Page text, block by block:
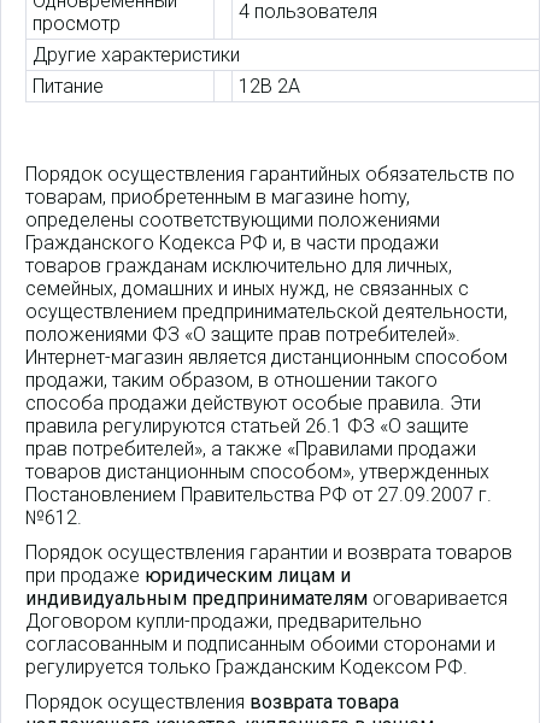
просмотр
4 пользователя
Другие характеристики
Питание
12В 2А
Порядок осуществления гарантийных обязательств по
товарам, приобретенным в магазине homy,
определены соответствующими положениями
Гражданского Кодекса РФ и, в части продажи
товаров гражданам исключительно для личных,
семейных, домашних и иных нужд, не связанных с
осуществлением предпринимательской деятельности,
положениями ФЗ «О защите прав потребителей».
Интернет-магазин является дистанционным способом
продажи, таким образом, в отношении такого
способа продажи действуют особые правила. Эти
правила регулируются статьей 26.1 ФЗ «О защите
прав потребителей», а также «Правилами продажи
товаров дистанционным способом», утвержденных
Постановлением Правительства РФ от 27.09.2007 г.
№612.
Порядок осуществления гарантии и возврата товаров
при продаже юридическим лицам и
индивидуальным предпринимателям оговаривается
Договором купли-продажи, предварительно
согласованным и подписанным обоими сторонами и
регулируется только Гражданским Кодексом РФ.
Порядок осуществления возврата товара